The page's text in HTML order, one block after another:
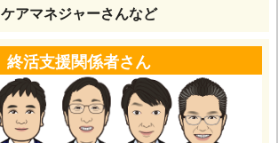
ケアマネジャーさんなど
終活支援関係者さん